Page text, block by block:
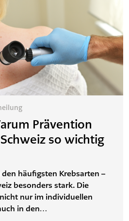
Prävention
so wichtig
häufigsten Krebsarten –
besonders stark. Die
nur im individuellen
in den